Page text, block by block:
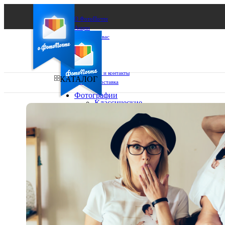
О ФотоПочте
Акции
Сделаем за вас
Бизнесу
FAQ
Франшиза
Поддержка и контакты
Оплата и доставка
Ваш регион доставки
Выберите из списка:
КАТАЛОГ
Фотографии
Классические
10х10
10х15
13х18
15х15
15х20
20х20
20х30
30х30
30х40
А4
Фото
в